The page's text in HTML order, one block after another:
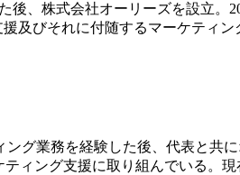
、株式会社オーリーズを設立。
及びそれに付随するマーケティ
グ業務を経験した後、代表と共
ィング支援に取り組んでいる。